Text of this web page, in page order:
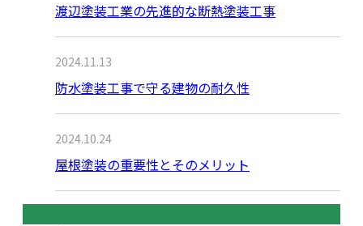
渡辺塗装工業の先進的な断熱塗装工事
2024.11.13
防水塗装工事で守る建物の耐久性
2024.10.24
屋根塗装の重要性とそのメリット